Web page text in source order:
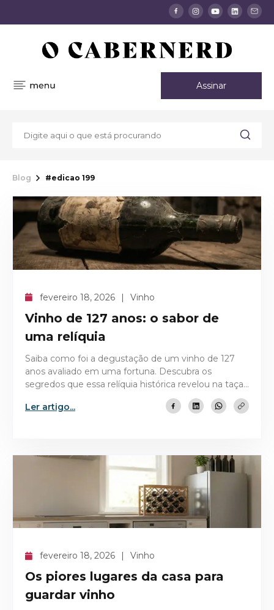
Assinar
Blog #edicao 199
fevereiro 18, 2026 Vinho
Vinho de 127 anos: o sabor de
uma relíquia
Saiba como foi a degustação de um vinho de 127
anos avaliado em uma fortuna. Descubra os
segredos que essa relíquia histórica revelou na taça
Ler artigo...
fevereiro 18, 2026 Vinho
Os piores lugares da casa para
guardar vinho